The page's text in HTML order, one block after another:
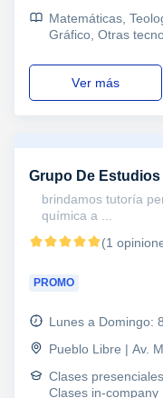
Matemáticas,
Gráfico, Otras
MULTIMEDIA,
Secundaria,
Ciclos Formativos,
ver más
Grupo De
brindamos tutoría
química a ...
(1
PROMO
Lunes a Domingo:
Pueblo Libre | Av.
Clases
Clases in-company